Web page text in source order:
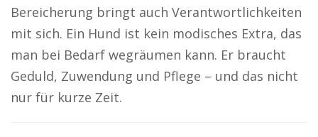
Bereicherung bringt auch Verantwortlichkeiten
mit sich. Ein Hund ist kein modisches Extra, das
man bei Bedarf wegräumen kann. Er braucht
Geduld, Zuwendung und Pflege – und das nicht
nur für kurze Zeit.